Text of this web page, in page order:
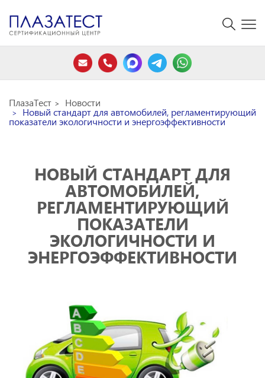
ПлазаТест Новости
Новый стандарт для автомобилей, регламентирующий
показатели экологичности и энергоэффективности
НОВЫЙ СТАНДАРТ ДЛЯ
АВТОМОБИЛЕЙ,
РЕГЛАМЕНТИРУЮЩИЙ
ПОКАЗАТЕЛИ
ЭКОЛОГИЧНОСТИ И
ЭНЕРГОЭФФЕКТИВНОСТИ